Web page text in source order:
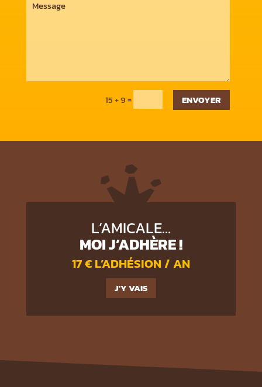
15 + 9= ENVOYER
L’AMICALE…
MOI J’ADHÈRE !
17 € L’ADHÉSION / AN
J'Y VAIS